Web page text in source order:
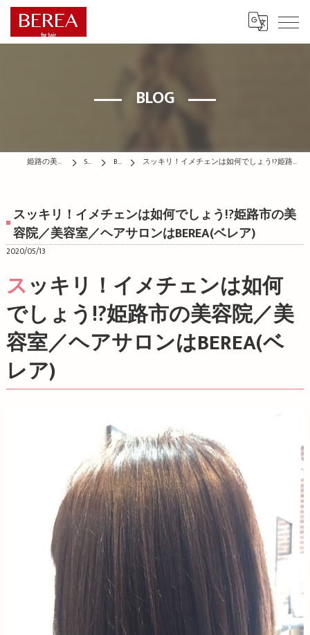
BLOG
姫路の美容院はBEREA STAFF BLOG スッキリ！イメチェンは如何でしょう!?姫路市の美容院／美容室／ヘアサロンはBEREA(ベレア)
スッキリ！イメチェンは如何でしょう!?姫路市の美
容院／美容室／ヘアサロンはBEREA(ベレア)
2020/05/13
スッキリ！イメチェンは如何
でしょう!?姫路市の美容院／美
容室／ヘアサロンはBEREA(ベ
レア)